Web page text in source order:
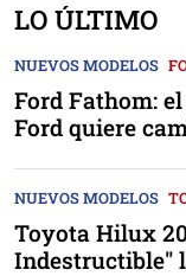
LO ÚLTIMO
NUEVOS MODELOS
Ford Fathom:
Ford quiere
NUEVOS MODELOS
Toyota Hilux
Indestructible"